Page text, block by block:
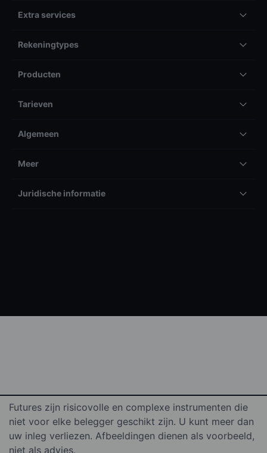
Extra services
Rekeningtypes
Producten
Tarieven
Algemeen
Meer
Juridische informatie
Futures zijn risicovolle en complexe instrumenten die
niet voor elke belegger geschikt zijn. U kunt meer dan
uw inleg verliezen. Afbeeldingen dienen als voorbeeld,
niet als advies.